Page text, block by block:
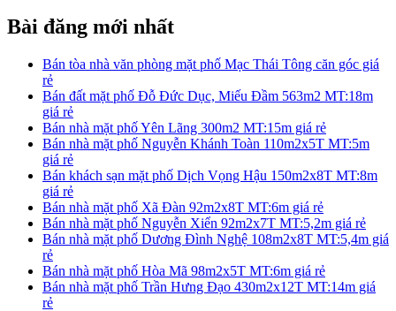
Bài đăng mới nhất
Bán tòa nhà văn phòng mặt phố Mạc Thái Tông căn góc giá
rẻ
Bán đất mặt phố Đỗ Đức Dục, Miếu Đầm 563m2 MT:18m
giá rẻ
Bán nhà mặt phố Yên Lãng 300m2 MT:15m giá rẻ
Bán nhà mặt phố Nguyễn Khánh Toàn 110m2x5T MT:5m
giá rẻ
Bán khách sạn mặt phố Dịch Vọng Hậu 150m2x8T MT:8m
giá rẻ
Bán nhà mặt phố Xã Đàn 92m2x8T MT:6m giá rẻ
Bán nhà mặt phố Nguyễn Xiển 92m2x7T MT:5,2m giá rẻ
Bán nhà mặt phố Dương Đình Nghệ 108m2x8T MT:5,4m giá
rẻ
Bán nhà mặt phố Hòa Mã 98m2x5T MT:6m giá rẻ
Bán nhà mặt phố Trần Hưng Đạo 430m2x12T MT:14m giá
rẻ